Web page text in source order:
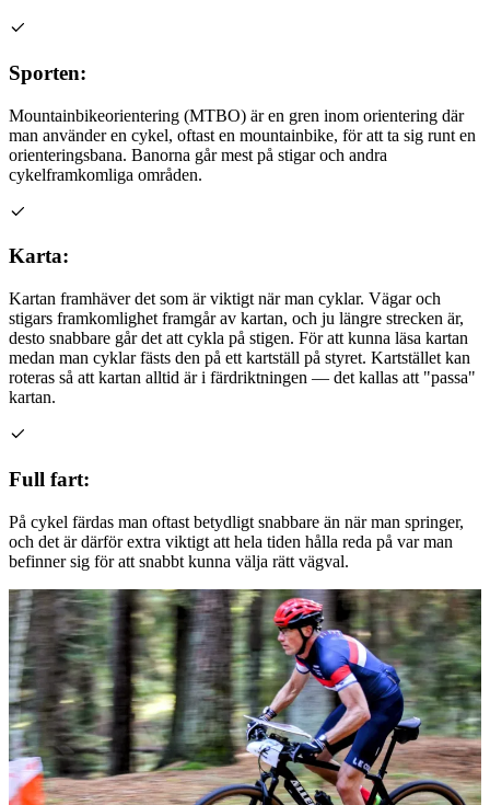
Sporten:
Mountainbikeorientering (MTBO) är en gren inom orientering där
man använder en cykel, oftast en mountainbike, för att ta sig runt en
orienteringsbana. Banorna går mest på stigar och andra
cykelframkomliga områden.
Karta:
Kartan framhäver det som är viktigt när man cyklar. Vägar och
stigars framkomlighet framgår av kartan, och ju längre strecken är,
desto snabbare går det att cykla på stigen. För att kunna läsa kartan
medan man cyklar fästs den på ett kartställ på styret. Kartstället kan
roteras så att kartan alltid är i färdriktningen — det kallas att "passa"
kartan.
Full fart:
På cykel färdas man oftast betydligt snabbare än när man springer,
och det är därför extra viktigt att hela tiden hålla reda på var man
befinner sig för att snabbt kunna välja rätt vägval.